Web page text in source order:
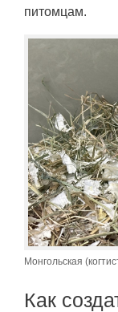
питомцам.
Монгольская
Как